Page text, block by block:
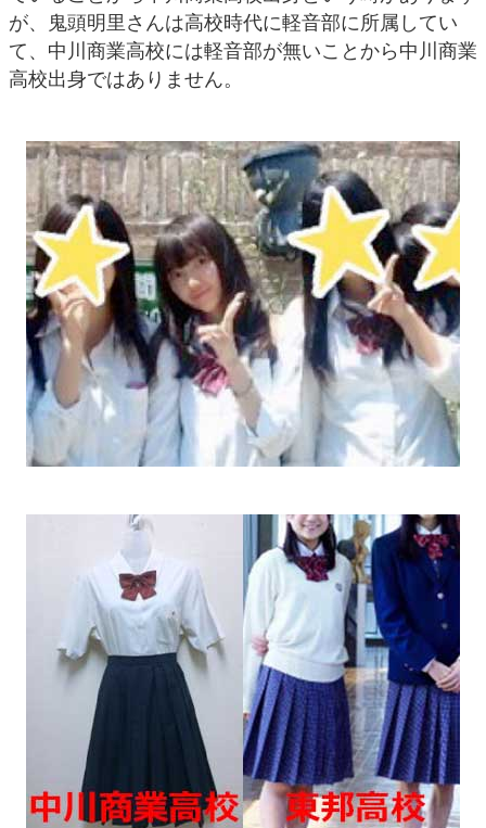
が、鬼頭明里さんは高校時代に軽音部に所属してい
て、中川商業高校には軽音部が無いことから中川商業
高校出身ではありません。